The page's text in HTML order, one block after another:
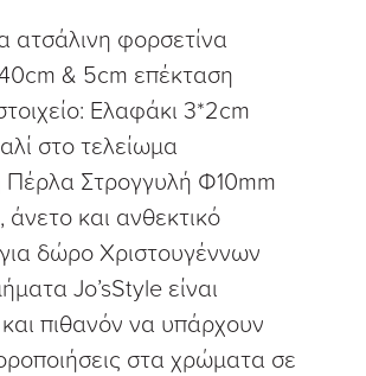
ατσάλινη φορσετίνα
& 5cm επέκταση
Ελαφάκι 3*2cm
στο τελείωμα
Πέρλα Στρογγυλή Φ10mm
και ανθεκτικό
για δώρο Χριστουγέννων
Jo’sStyle είναι
πιθανόν να υπάρχουν
στα χρώματα σε